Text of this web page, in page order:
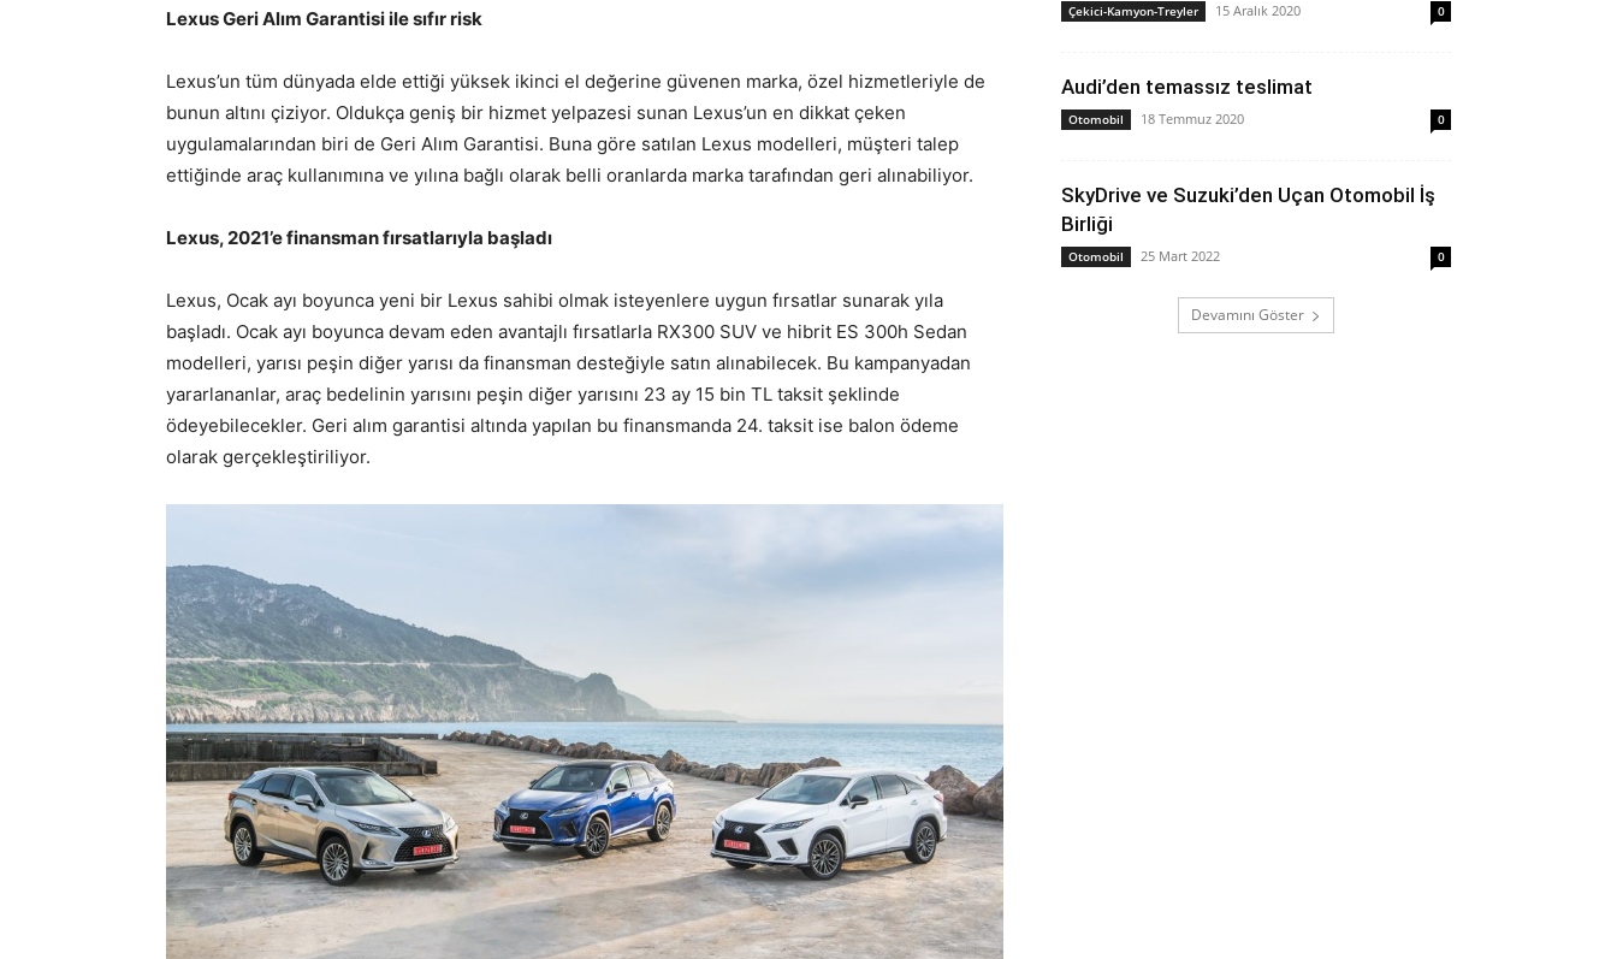
Lexus Geri Alım Garantisi ile sıfır risk
Lexus’un tüm dünyada elde ettiği yüksek ikinci el değerine güvenen marka, özel hizmetleriyle de
bunun altını çiziyor. Oldukça geniş bir hizmet yelpazesi sunan Lexus’un en dikkat çeken
uygulamalarından biri de Geri Alım Garantisi. Buna göre satılan Lexus modelleri, müşteri talep
ettiğinde araç kullanımına ve yılına bağlı olarak belli oranlarda marka tarafından geri alınabiliyor.
Lexus, 2021’e finansman fırsatlarıyla başladı
Lexus, Ocak ayı boyunca yeni bir Lexus sahibi olmak isteyenlere uygun fırsatlar sunarak yıla
başladı. Ocak ayı boyunca devam eden avantajlı fırsatlarla RX300 SUV ve hibrit ES 300h Sedan
modelleri, yarısı peşin diğer yarısı da finansman desteğiyle satın alınabilecek. Bu kampanyadan
yararlananlar, araç bedelinin yarısını peşin diğer yarısını 23 ay 15 bin TL taksit şeklinde
ödeyebilecekler. Geri alım garantisi altında yapılan bu finansmanda 24. taksit ise balon ödeme
olarak gerçekleştiriliyor.
Çekici-Kamyon-Treyler 15 Aralık 2020 0
Audi’den temassız teslimat
Otomobil 18 Temmuz 2020 0
SkyDrive ve Suzuki’den Uçan Otomobil İş
Birliği
Otomobil 25 Mart 2022 0
Devamını Göster